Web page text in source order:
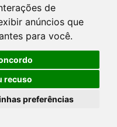
de
anúncios que
para você.
recuso
preferências